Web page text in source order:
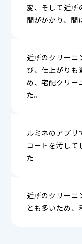
変、そして近所
間がかかり、間
近所のクリーニ
び、仕上がりも
め、宅配クリー
た。
ルミネのアプ
コートを汚して
た
近所のクリーニ
とも多いため、